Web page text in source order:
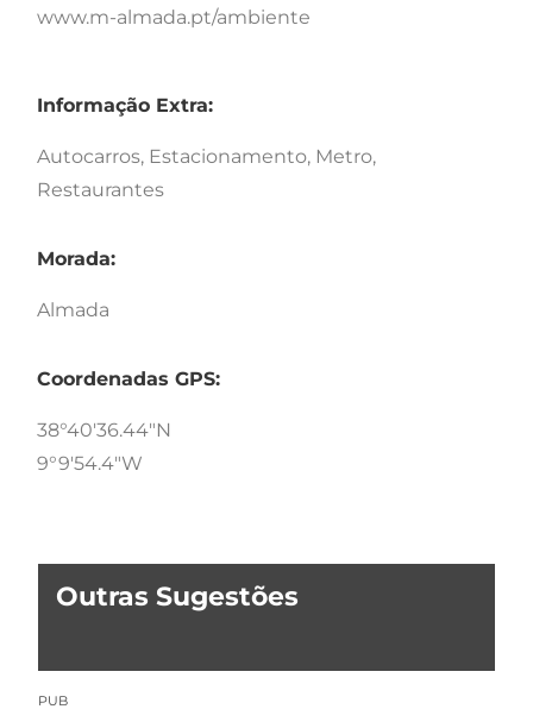
www.m-almada.pt/ambiente
Informação Extra:
Autocarros, Estacionamento, Metro,
Restaurantes
Morada:
Almada
Coordenadas GPS:
38°40'36.44"N
9°9'54.4"W
Outras Sugestões
PUB